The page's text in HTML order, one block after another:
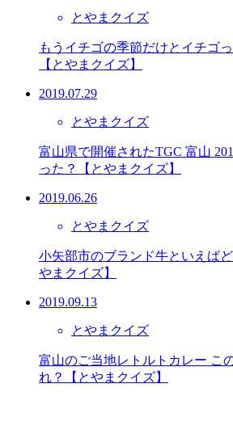
とやまクイズ
もうイチゴの季節だけとイチゴ
【とやまクイズ】
2019.07.29
とやまクイズ
富山県で開催されたTGC 富山
った？【とやまクイズ】
2019.06.26
とやまクイズ
小矢部市のブランド牛といえば
やまクイズ】
2019.09.13
とやまクイズ
富山のご当地レトルトカレー こ
れ？【とやまクイズ】